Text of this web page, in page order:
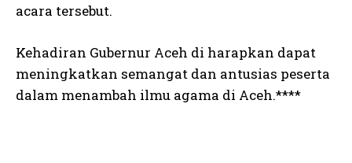
acara tersebut.
Kehadiran Gubernur Aceh di harapkan dapat
meningkatkan semangat dan antusias peserta
dalam menambah ilmu agama di Aceh.****